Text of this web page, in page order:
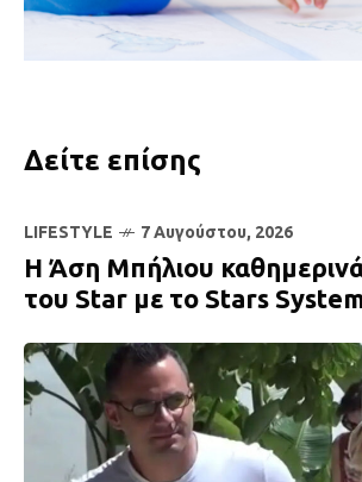
Δείτε επίσης
LIFESTYLE 7 Αυγούστου, 2026
Η Άση Μπήλιου
του Star με το Stars